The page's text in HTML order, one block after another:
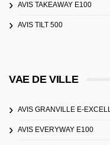
AVIS TAKEAWAY E100
AVIS TILT 500
VAE DE VILLE
AVIS GRANVILLE E-
AVIS EVERYWAY E100